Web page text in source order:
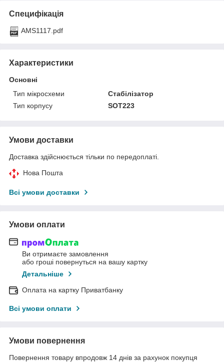
Специфікація
AMS1117.pdf
Характеристики
Основні
Тип мікросхеми
Стабілізатор
Тип корпусу
SOT223
Умови доставки
Доставка здійснюється тільки по передоплаті.
Нова Пошта
Всі умови доставки
Умови оплати
Ви отримаєте замовлення
або гроші повернуться на вашу картку
Детальніше
Оплата на картку Приватбанку
Всі умови оплати
Умови повернення
Повернення товару впродовж 14 днів за рахунок покупця